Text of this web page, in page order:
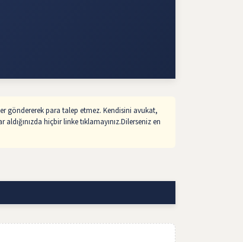
göndererek para talep etmez. Kendisini avukat,
hiçbir linke tıklamayınız.Dilerseniz en